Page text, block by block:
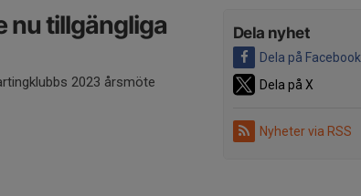
Dela nyhet
Dela på Facebook
Dela på X
Nyheter via RSS
nu tillgängliga
2023 årsmöte